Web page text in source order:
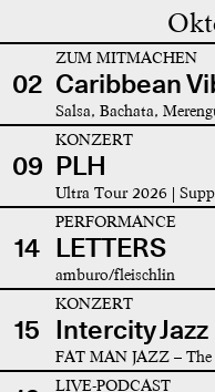
02
ZUM MITMACHEN
Caribbean
Salsa, Bachata,
09
KONZERT
PLH
Ultra Tour 2026 |
14
PERFORMANCE
LETTERS
amburo/fleischlin
15
KONZERT
Intercity
FAT MAN JAZZ – The
LIVE-PODCAST